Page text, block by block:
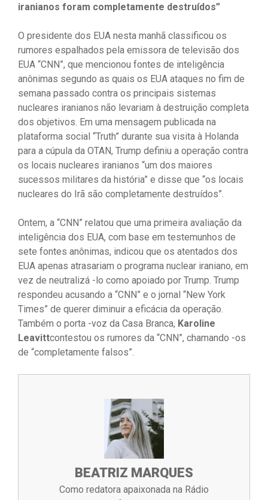
iranianos foram completamente destruídos”
O presidente dos EUA nesta manhã classificou os
rumores espalhados pela emissora de televisão dos
EUA “CNN”, que mencionou fontes de inteligência
anônimas segundo as quais os EUA ataques no fim de
semana passado contra os principais sistemas
nucleares iranianos não levariam à destruição completa
dos objetivos. Em uma mensagem publicada na
plataforma social “Truth” durante sua visita à Holanda
para a cúpula da OTAN, Trump definiu a operação contra
os locais nucleares iranianos “um dos maiores
sucessos militares da história” e disse que “os locais
nucleares do Irã são completamente destruídos”.
Ontem, a “CNN” relatou que uma primeira avaliação da
inteligência dos EUA, com base em testemunhos de
sete fontes anônimas, indicou que os atentados dos
EUA apenas atrasariam o programa nuclear iraniano, em
vez de neutralizá -lo como apoiado por Trump. Trump
respondeu acusando a “CNN” e o jornal “New York
Times” de querer diminuir a eficácia da operação.
Também o porta -voz da Casa Branca, Karoline
Leavittcontestou os rumores da “CNN”, chamando -os
de “completamente falsos”.
BEATRIZ MARQUES
Como redatora apaixonada na Rádio